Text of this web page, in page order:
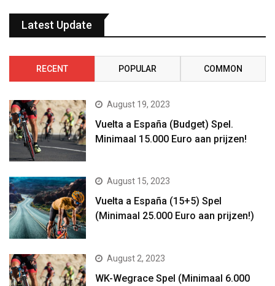
Latest Update
RECENT POPULAR COMMON
August 19, 2023
Vuelta a España (Budget) Spel.
Minimaal 15.000 Euro aan prijzen!
August 15, 2023
Vuelta a España (15+5) Spel
(Minimaal 25.000 Euro aan prijzen!)
August 2, 2023
WK-Wegrace Spel (Minimaal 6.000